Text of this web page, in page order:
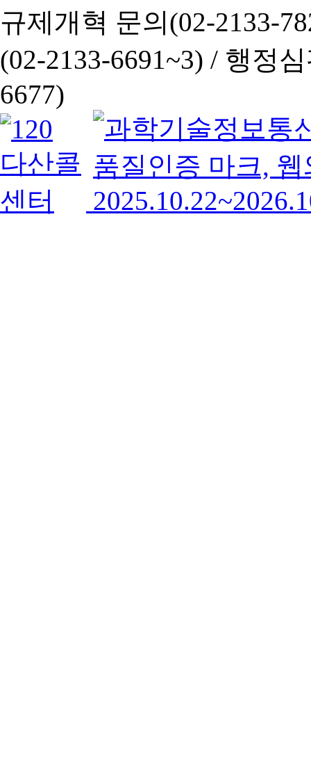
규제개혁 문의(02-2133-
(02-2133-6691~3) / 행정심
6677)